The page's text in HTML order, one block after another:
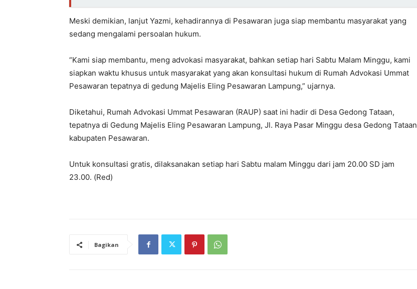
Meski demikian, lanjut Yazmi, kehadirannya di Pesawaran juga siap membantu masyarakat yang
sedang mengalami persoalan hukum.
“Kami siap membantu, meng advokasi masyarakat, bahkan setiap hari Sabtu Malam Minggu, kami
siapkan waktu khusus untuk masyarakat yang akan konsultasi hukum di Rumah Advokasi Ummat
Pesawaran tepatnya di gedung Majelis Eling Pesawaran Lampung,” ujarnya.
Diketahui, Rumah Advokasi Ummat Pesawaran (RAUP) saat ini hadir di Desa Gedong Tataan,
tepatnya di Gedung Majelis Eling Pesawaran Lampung, Jl. Raya Pasar Minggu desa Gedong Tataan
kabupaten Pesawaran.
Untuk konsultasi gratis, dilaksanakan setiap hari Sabtu malam Minggu dari jam 20.00 SD jam
23.00. (Red)
Bagikan